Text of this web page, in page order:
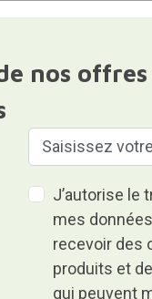
nos offres
J’autorise le
mes
recevoir des
produits et
qui peuvent